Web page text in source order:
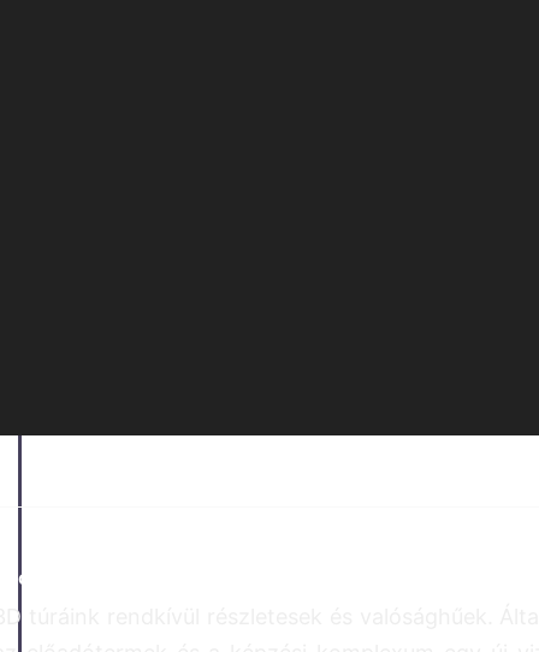
3D túrákat készítünk
túráink rendkívül részletesek és valósághűek.